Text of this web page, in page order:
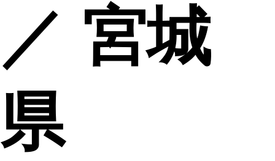
／ 宮城
県